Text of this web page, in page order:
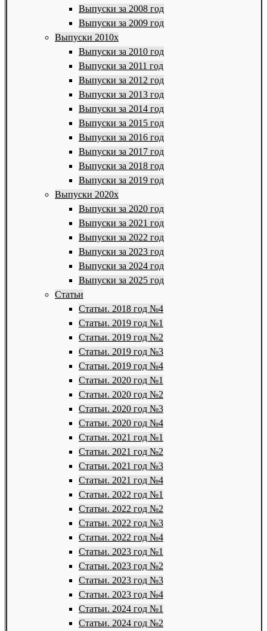
Выпуски за 2008 год
Выпуски за 2009 год
Выпуски 2010х
Выпуски за 2010 год
Выпуски за 2011 год
Выпуски за 2012 год
Выпуски за 2013 год
Выпуски за 2014 год
Выпуски за 2015 год
Выпуски за 2016 год
Выпуски за 2017 год
Выпуски за 2018 год
Выпуски за 2019 год
Выпуски 2020х
Выпуски за 2020 год
Выпуски за 2021 год
Выпуски за 2022 год
Выпуски за 2023 год
Выпуски за 2024 год
Выпуски за 2025 год
Статьи
Статьи. 2018 год №4
Статьи. 2019 год №1
Статьи. 2019 год №2
Статьи. 2019 год №3
Статьи. 2019 год №4
Статьи. 2020 год №1
Статьи. 2020 год №2
Статьи. 2020 год №3
Статьи. 2020 год №4
Статьи. 2021 год №1
Статьи. 2021 год №2
Статьи. 2021 год №3
Статьи. 2021 год №4
Статьи. 2022 год №1
Статьи. 2022 год №2
Статьи. 2022 год №3
Статьи. 2022 год №4
Статьи. 2023 год №1
Статьи. 2023 год №2
Статьи. 2023 год №3
Статьи. 2023 год №4
Статьи. 2024 год №1
Статьи. 2024 год №2